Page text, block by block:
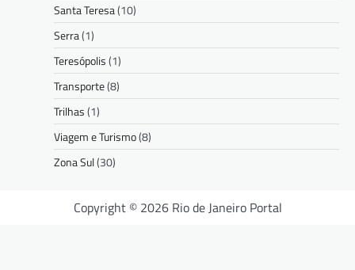
Santa Teresa(10)
Serra(1)
Teresópolis(1)
Transporte(8)
Trilhas(1)
Viagem e Turismo(8)
Zona Sul(30)
Copyright © 2026 Rio de Janeiro Portal